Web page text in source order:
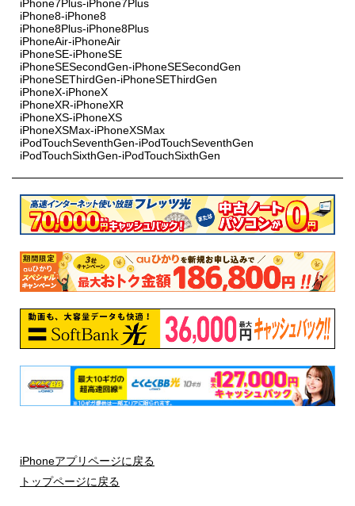
iPhone7Plus-iPhone7Plus
iPhone8-iPhone8
iPhone8Plus-iPhone8Plus
iPhoneAir-iPhoneAir
iPhoneSE-iPhoneSE
iPhoneSESecondGen-iPhoneSESecondGen
iPhoneSEThirdGen-iPhoneSEThirdGen
iPhoneX-iPhoneX
iPhoneXR-iPhoneXR
iPhoneXS-iPhoneXS
iPhoneXSMax-iPhoneXSMax
iPodTouchSeventhGen-iPodTouchSeventhGen
iPodTouchSixthGen-iPodTouchSixthGen
iPhoneアプリページに戻る
トップページに戻る